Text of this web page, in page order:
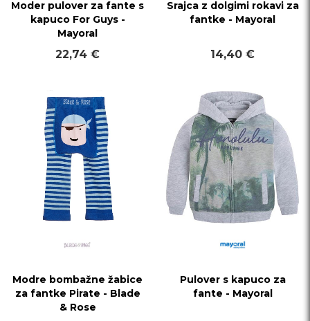
Moder pulover za fante s
kapuco For Guys -
Mayoral
22,74 €
Srajca z dolgimi rokavi za
fantke - Mayoral
14,40 €
Modre bombažne žabice
za fantke Pirate - Blade
& Rose
Pulover s kapuco za
fante - Mayoral